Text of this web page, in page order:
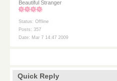
Beautiful Stranger
Status: Offline
Posts: 357
Date: Mar 7 14:47 2009
Quick Reply